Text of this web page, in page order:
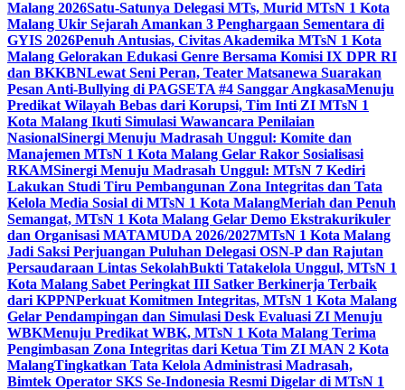
Malang 2026Satu-Satunya Delegasi MTs, Murid MTsN 1 Kota
Malang Ukir Sejarah Amankan 3 Penghargaan Sementara di
GYIS 2026Penuh Antusias, Civitas Akademika MTsN 1 Kota
Malang Gelorakan Edukasi Genre Bersama Komisi IX DPR RI
dan BKKBNLewat Seni Peran, Teater Matsanewa Suarakan
Pesan Anti-Bullying di PAGSETA #4 Sanggar AngkasaMenuju
Predikat Wilayah Bebas dari Korupsi, Tim Inti ZI MTsN 1
Kota Malang Ikuti Simulasi Wawancara Penilaian
NasionalSinergi Menuju Madrasah Unggul: Komite dan
Manajemen MTsN 1 Kota Malang Gelar Rakor Sosialisasi
RKAMSinergi Menuju Madrasah Unggul: MTsN 7 Kediri
Lakukan Studi Tiru Pembangunan Zona Integritas dan Tata
Kelola Media Sosial di MTsN 1 Kota MalangMeriah dan Penuh
Semangat, MTsN 1 Kota Malang Gelar Demo Ekstrakurikuler
dan Organisasi MATAMUDA 2026/2027MTsN 1 Kota Malang
Jadi Saksi Perjuangan Puluhan Delegasi OSN-P dan Rajutan
Persaudaraan Lintas SekolahBukti Tatakelola Unggul, MTsN 1
Kota Malang Sabet Peringkat III Satker Berkinerja Terbaik
dari KPPNPerkuat Komitmen Integritas, MTsN 1 Kota Malang
Gelar Pendampingan dan Simulasi Desk Evaluasi ZI Menuju
WBKMenuju Predikat WBK, MTsN 1 Kota Malang Terima
Pengimbasan Zona Integritas dari Ketua Tim ZI MAN 2 Kota
MalangTingkatkan Tata Kelola Administrasi Madrasah,
Bimtek Operator SKS Se-Indonesia Resmi Digelar di MTsN 1